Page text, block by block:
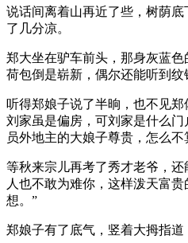
说话间离着山再近了些，树荫
了几分凉。
郑大坐在驴车前头，那身灰蓝
荷包倒是崭新，偶尔还能听到纹
听得郑娘子说了半晌，也不见
刘家虽是偏房，可刘家是什么
员外地主的大娘子尊贵，怎么不
等秋来宗儿再考了秀才老爷，
人也不敢为难你，这样泼天富
想。”
郑娘子有了底气，竖着大拇指道